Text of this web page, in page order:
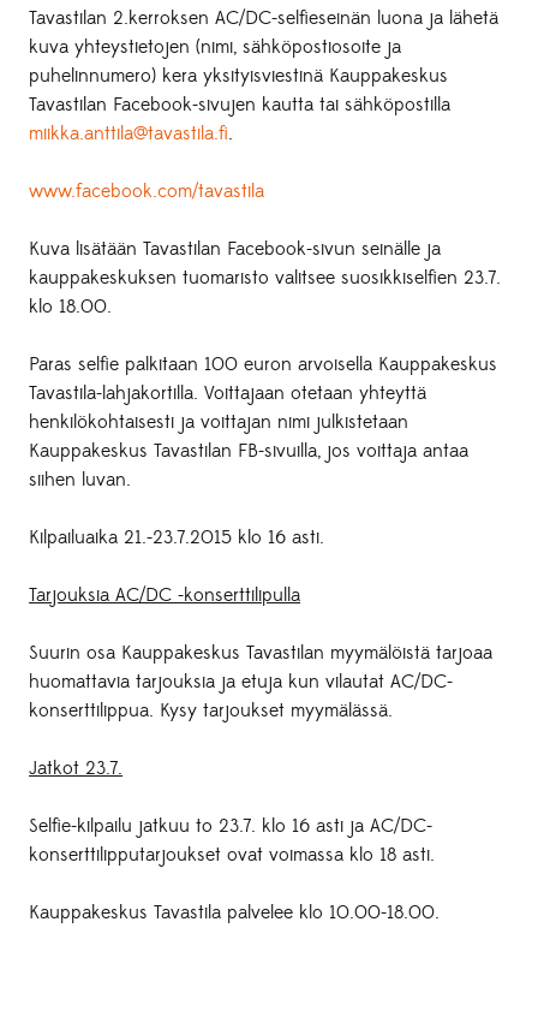
Tavastilan 2.kerroksen AC/DC-selfieseinän luona ja lähetä
kuva yhteystietojen (nimi, sähköpostiosoite ja
puhelinnumero) kera yksityisviestinä Kauppakeskus
Tavastilan Facebook-sivujen kautta tai sähköpostilla
miikka.anttila@tavastila.fi.
www.facebook.com/tavastila
Kuva lisätään Tavastilan Facebook-sivun seinälle ja
kauppakeskuksen tuomaristo valitsee suosikkiselfien 23.7.
klo 18.00.
Paras selfie palkitaan 100 euron arvoisella Kauppakeskus
Tavastila-lahjakortilla. Voittajaan otetaan yhteyttä
henkilökohtaisesti ja voittajan nimi julkistetaan
Kauppakeskus Tavastilan FB-sivuilla, jos voittaja antaa
siihen luvan.
Kilpailuaika 21.-23.7.2015 klo 16 asti.
Tarjouksia AC/DC -konserttilipulla
Suurin osa Kauppakeskus Tavastilan myymälöistä tarjoaa
huomattavia tarjouksia ja etuja kun vilautat AC/DC-
konserttilippua. Kysy tarjoukset myymälässä.
Jatkot 23.7.
Selfie-kilpailu jatkuu to 23.7. klo 16 asti ja AC/DC-
konserttilipputarjoukset ovat voimassa klo 18 asti.
Kauppakeskus Tavastila palvelee klo 10.00-18.00.